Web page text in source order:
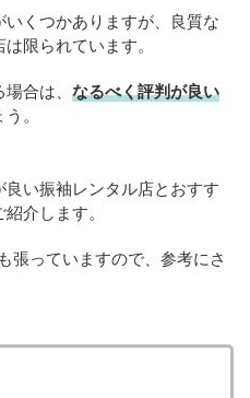
くつかありますが、良質な
限られています。
合は、 なるべく評判が良い
。
い振袖レンタル店とおすす
介します。
張っていますので、参考にさ